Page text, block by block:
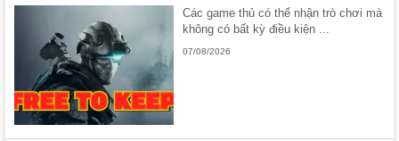
Các game thủ có thể nhận trò chơi mà
không có bất kỳ điều kiện ...
07/08/2026